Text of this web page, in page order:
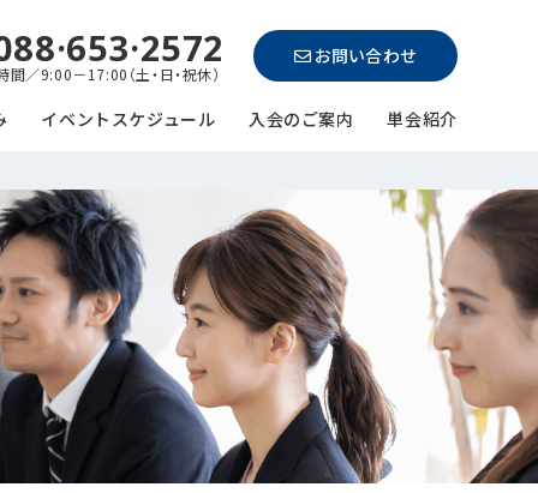
間／9:00－17:00（土・日・祝休）
お問い合わせ
イベントスケジュール 入会のご案内 単会紹介